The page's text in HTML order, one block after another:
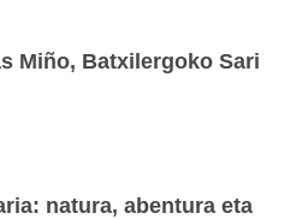
Miño, Batxilergoko Sari
natura, abentura eta